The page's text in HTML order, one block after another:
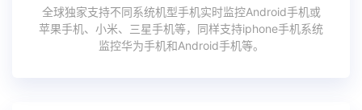
全球独家支持不同系统机型手机实时监控Android手机或
苹果手机、小米、三星手机等，同样支持iphone手机系统
监控华为手机和Android手机等。